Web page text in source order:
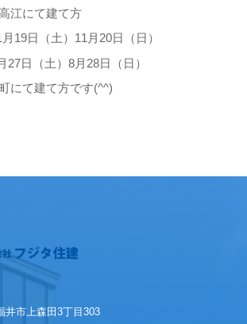
江にて建て方
19日（土）11月20日（日）
27日（土）8月28日（日）
にて建て方です(^^)
井市上森田3丁目303